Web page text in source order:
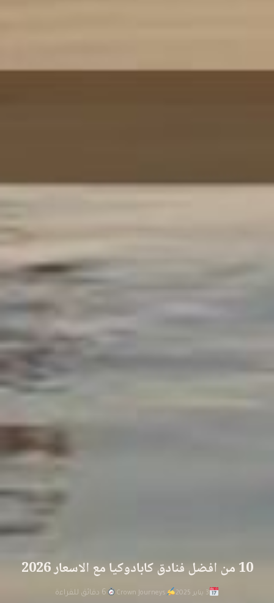
10 من افضل فنادق كابادوكيا مع الاسعار 2026
3 يناير 2025 Crown Journeys 6 دقائق للقراءة